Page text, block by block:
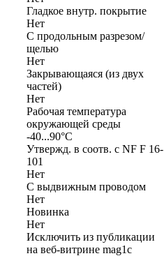
Гладкое внутр. покрытие
Нет
С продольным разрезом/
щелью
Нет
Закрывающаяся (из двух
частей)
Нет
Рабочая температура
окружающей среды
-40...90°C
Утвержд. в соотв. с NF F 16-
101
Нет
С выдвижным проводом
Нет
Новинка
Нет
Исключить из публикации
на веб-витрине mag1c